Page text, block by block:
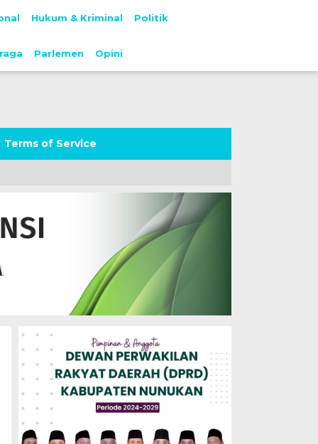
Hukum & Kriminal Politik
Parlemen Opini
Terms of Service